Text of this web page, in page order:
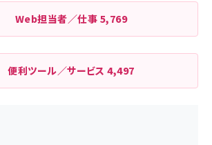
Web担当者／仕事 5,769
便利ツール／サービス4,497